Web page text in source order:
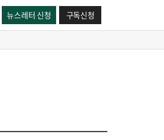
뉴스레터 신청 구독신청